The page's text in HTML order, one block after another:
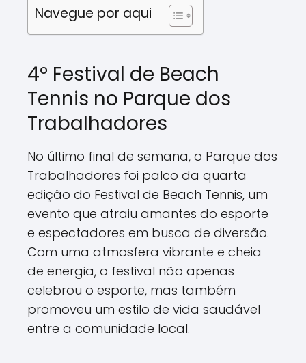
Navegue por aqui
4º Festival de Beach
Tennis no Parque dos
Trabalhadores
No último final de semana, o Parque dos
Trabalhadores foi palco da quarta
edição do Festival de Beach Tennis, um
evento que atraiu amantes do esporte
e espectadores em busca de diversão.
Com uma atmosfera vibrante e cheia
de energia, o festival não apenas
celebrou o esporte, mas também
promoveu um estilo de vida saudável
entre a comunidade local.